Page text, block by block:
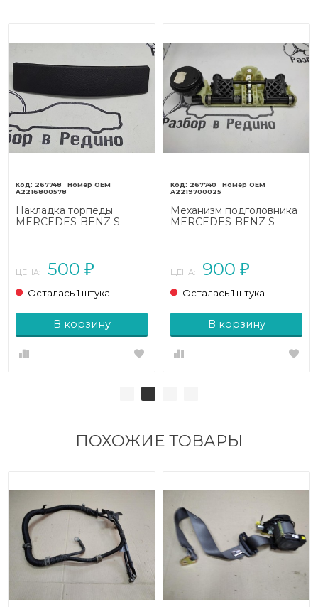
267748
A2216800578
Накладка торпеды
MERCEDES-BENZ S-
ЦЕНА: 500 ₽
Осталась 1 штука
В корзину
267740
A2219700025
Механизм подголовника
MERCEDES-BENZ S-
ЦЕНА: 900 ₽
Осталась 1 штука
В корзину
ПОХОЖИЕ ТОВАРЫ